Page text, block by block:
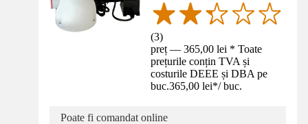
(3)
preț — 365,00 lei * Toate
prețurile conțin TVA și
costurile DEEE și DBA pe
buc.365,00 lei*/ buc.
Poate fi comandat online